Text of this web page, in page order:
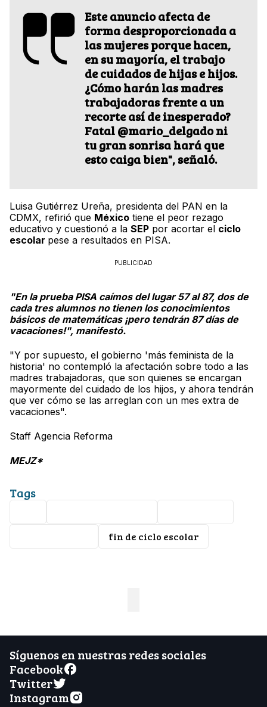
Este anuncio afecta de
forma desproporcionada a
las mujeres porque hacen,
en su mayoría, el trabajo
de cuidados de hijas e hijos.
¿Cómo harán las madres
trabajadoras frente a un
recorte así de inesperado?
Fatal @mario_delgado ni
tu gran sonrisa hará que
esto caiga bien", señaló.
Luisa Gutiérrez Ureña, presidenta del PAN en la
CDMX, refirió que México tiene el peor rezago
educativo y cuestionó a la SEP por acortar el ciclo
escolar pese a resultados en PISA.
PUBLICIDAD
"En la prueba PISA caímos del lugar 57 al 87, dos de
cada tres alumnos no tienen los conocimientos
básicos de matemáticas ¡pero tendrán 87 días de
vacaciones!", manifestó.
"Y por supuesto, el gobierno 'más feminista de la
historia' no contempló la afectación sobre todo a las
madres trabajadoras, que son quienes se encargan
mayormente del cuidado de los hijos, y ahora tendrán
que ver cómo se las arreglan con un mes extra de
vacaciones".
Staff Agencia Reforma
MEJZ*
Tags
fin de ciclo escolar
Síguenos en nuestras redes sociales
Facebook
Twitter
Instagram